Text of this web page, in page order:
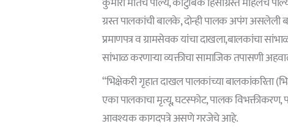
ग्रस्त पालकांची बालके, दोन्ही पालक अपंग असलेली
प्रमाणपत्र व ग्रामसेवक यांचा दाखला,बालकांचा
सांभाळ करणाऱ्या व्यक्तीचा सामाजिक तपासणी
“भिक्षेकरी गृहात दाखल पालकांच्या बालकांकरिता
एका पालकाचा मृत्यू, घटस्फोट, पालक विभक्तीकरण,
आवश्यक कागदपत्रे असणे गरजेचे आहे.